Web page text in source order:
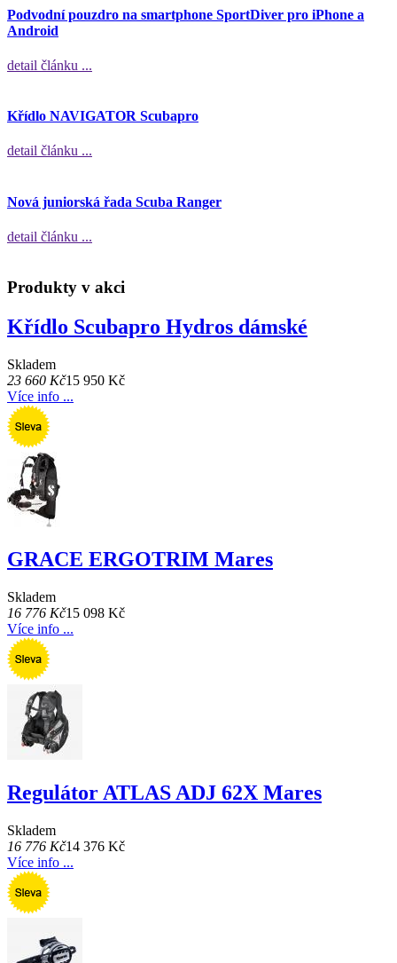
Podvodní pouzdro na smartphone SportDiver pro iPhone a
Android
detail článku ...
Křídlo NAVIGATOR Scubapro
detail článku ...
Nová juniorská řada Scuba Ranger
detail článku ...
Produkty v akci
Křídlo Scubapro Hydros dámské
Skladem
23 660 Kč15 950 Kč
Více info ...
GRACE ERGOTRIM Mares
Skladem
16 776 Kč15 098 Kč
Více info ...
Regulátor ATLAS ADJ 62X Mares
Skladem
16 776 Kč14 376 Kč
Více info ...